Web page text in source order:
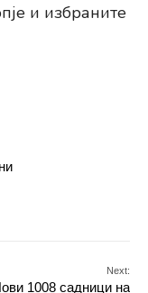
и избраните
Next:
1008 садници на